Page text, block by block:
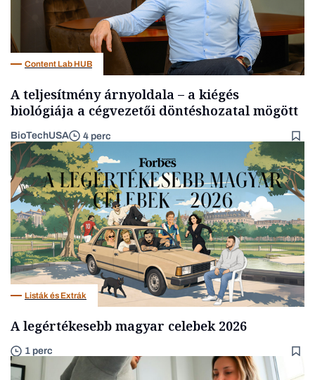
Content Lab HUB
A teljesítmény árnyoldala – a kiégés
biológiája a cégvezetői döntéshozatal mögött
BioTechUSA 4 perc
Listák és Extrák
A legértékesebb magyar celebek 2026
1 perc